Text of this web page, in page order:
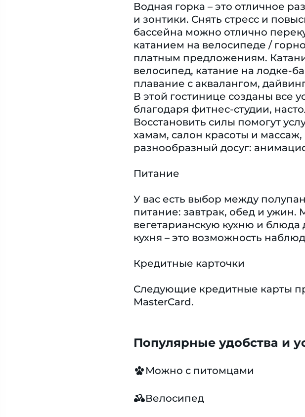
Водная горка – это отличное
и зонтики. Снять стресс и
бассейна можно отлично
катанием на велосипеде /
платным предложениям.
велосипед, катание на лодке-
плавание с аквалангом,
В этой гостинице созданы все
благодаря фитнес-студии,
Восстановить силы помогут
хамам, салон красоты и
разнообразный досуг:
Питание
У вас есть выбор между
питание: завтрак, обед и
вегетарианскую кухню и
кухня – это возможность
Кредитные карточки
Следующие кредитные карты
MasterCard.
Популярные удобства и
Можно с питомцами
Велосипед